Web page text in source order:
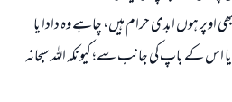
ہوں ابدى حرام ہيں، چاہے وہ دادا يا
كے باپ كى جانب سے؛ كيونكہ اللہ سبحانہ